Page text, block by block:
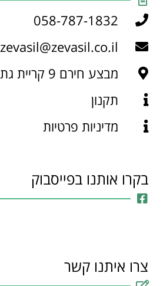
058-787-1832
zevasil@zevasil.co.il
מבצע חירם 9 קריית גת
תקנון
מדיניות פרטיות
בקרו אותנו בפייסבוק
צרו איתנו קשר